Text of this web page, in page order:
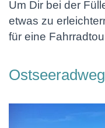
Um Dir bei der
etwas zu
für eine
Ostseeradweg